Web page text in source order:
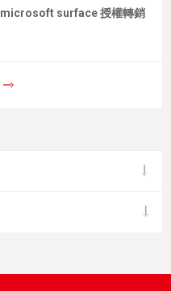
microsoft surface 授權轉銷